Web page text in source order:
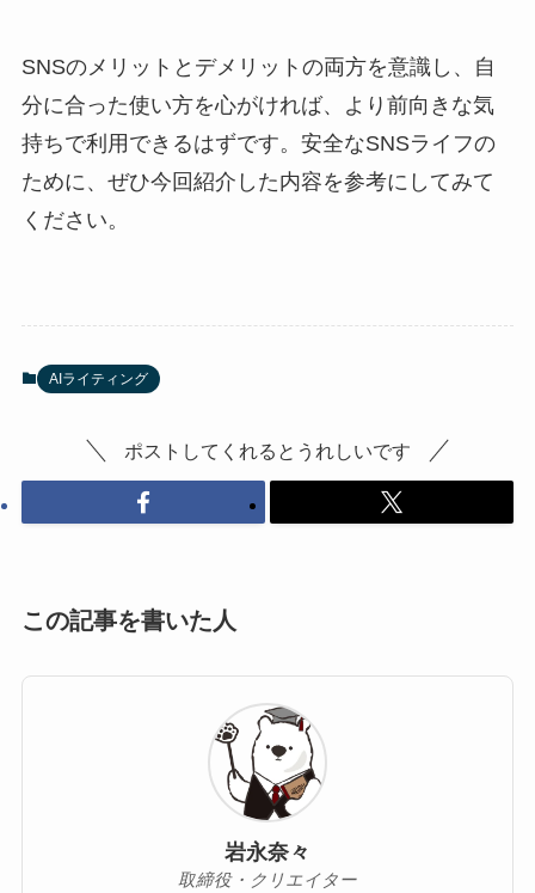
SNSのメリットとデメリットの両方を意識し、自
分に合った使い方を心がければ、より前向きな気
持ちで利用できるはずです。安全なSNSライフの
ために、ぜひ今回紹介した内容を参考にしてみて
ください。
AIライティング
ポストしてくれるとうれしいです
この記事を書いた人
岩永奈々
取締役・クリエイター